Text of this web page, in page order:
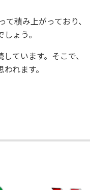
積み上がっており、
ょう。
ています。そこで、
れます。